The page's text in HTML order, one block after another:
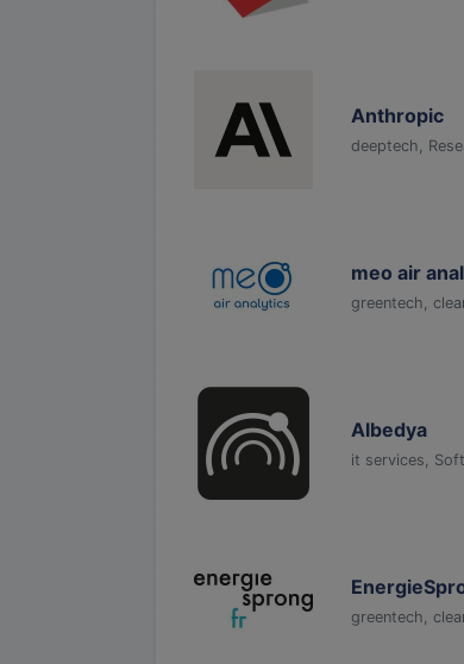
Anthropic
deeptech,
meo air
greentech,
Albedya
it services,
greentech,